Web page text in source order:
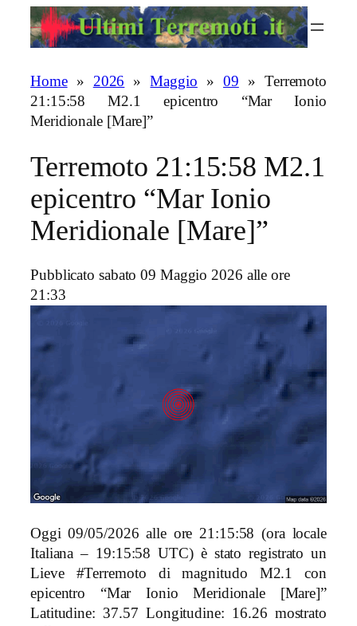
Home» 2026 »Maggio » 09 » Terremoto
21:15:58 M2.1 epicentro “Mar Ionio
Meridionale [Mare]”
Terremoto 21:15:58 M2.1
epicentro “Mar Ionio
Meridionale [Mare]”
Pubblicato sabato 09 Maggio 2026 alle ore
21:33
Oggi 09/05/2026 alle ore 21:15:58 (ora locale
Italiana – 19:15:58 UTC) è stato registrato un
Lieve #Terremoto di magnitudo M2.1 con
epicentro “Mar Ionio Meridionale [Mare]”
Latitudine: 37.57 Longitudine: 16.26 mostrato